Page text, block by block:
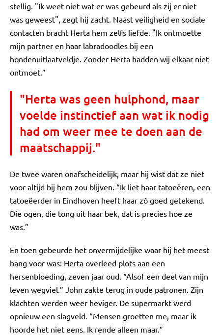
stellig. "Ik weet niet wat er was gebeurd als zij er niet
was geweest", zegt hij zacht. Naast veiligheid en sociale
contacten bracht Herta hem zelfs liefde. "Ik ontmoette
mijn partner en haar labradoodles bij een
hondenuitlaatveldje. Zonder Herta hadden wij elkaar niet
ontmoet.”
"Herta was geen hulphond, maar
voelde instinctief aan wat ik nodig
had om weer mee te doen aan de
maatschappij."
De twee waren onafscheidelijk, maar hij wist dat ze niet
voor altijd bij hem zou blijven. “Ik liet haar tatoeëren, een
tatoeëerder in Eindhoven heeft haar zó goed getekend.
Die ogen, die tong uit haar bek, dat is precies hoe ze
was.”
En toen gebeurde het onvermijdelijke waar hij het meest
bang voor was: Herta overleed plots aan een
hersenbloeding, zeven jaar oud. “Alsof een deel van mijn
leven wegviel.” John zakte terug in oude patronen. Zijn
klachten werden weer heviger. De supermarkt werd
opnieuw een slagveld. “Mensen groetten me, maar ik
hoorde het niet eens. Ik rende alleen maar.”